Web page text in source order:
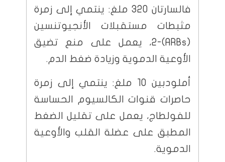
فالسارتان 320 ملغ: ينتمي إلى زمرة
مثبطات مستقبلات الأنجيوتنسين
(ARBs)-2، يعمل على منع تضيق
الأوعية الدموية وزيادة ضغط الدم.
أملودبين 10 ملغ: ينتمي إلى زمرة
حاصرات قنوات الكالسيوم الحساسة
للفولطاج، يعمل على تقليل الضغط
المطبق على عضلة القلب والأوعية
الدموية.